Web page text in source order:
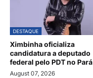
DESTAQUE
Ximbinha oficializa
candidatura a deputado
federal pelo PDT no Pará
August 07, 2026